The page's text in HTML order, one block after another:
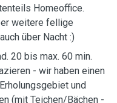
Homeoffice.
weitere fellige
über Nacht :)
20 bis max. 60 min.
- wir haben einen
und
(mit Teichen/Bächen -